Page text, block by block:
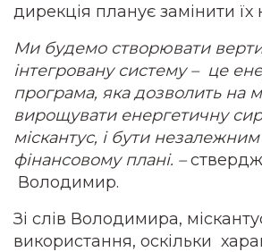
дирекція планує замінити їх
Ми будемо створювати
інтегровану систему – це
програма, яка дозволить на
вирощувати енергетичну
міскантус, і бути
фінансовому плані. –
Володимир.
Зі слів Володимира,
використання, оскільки